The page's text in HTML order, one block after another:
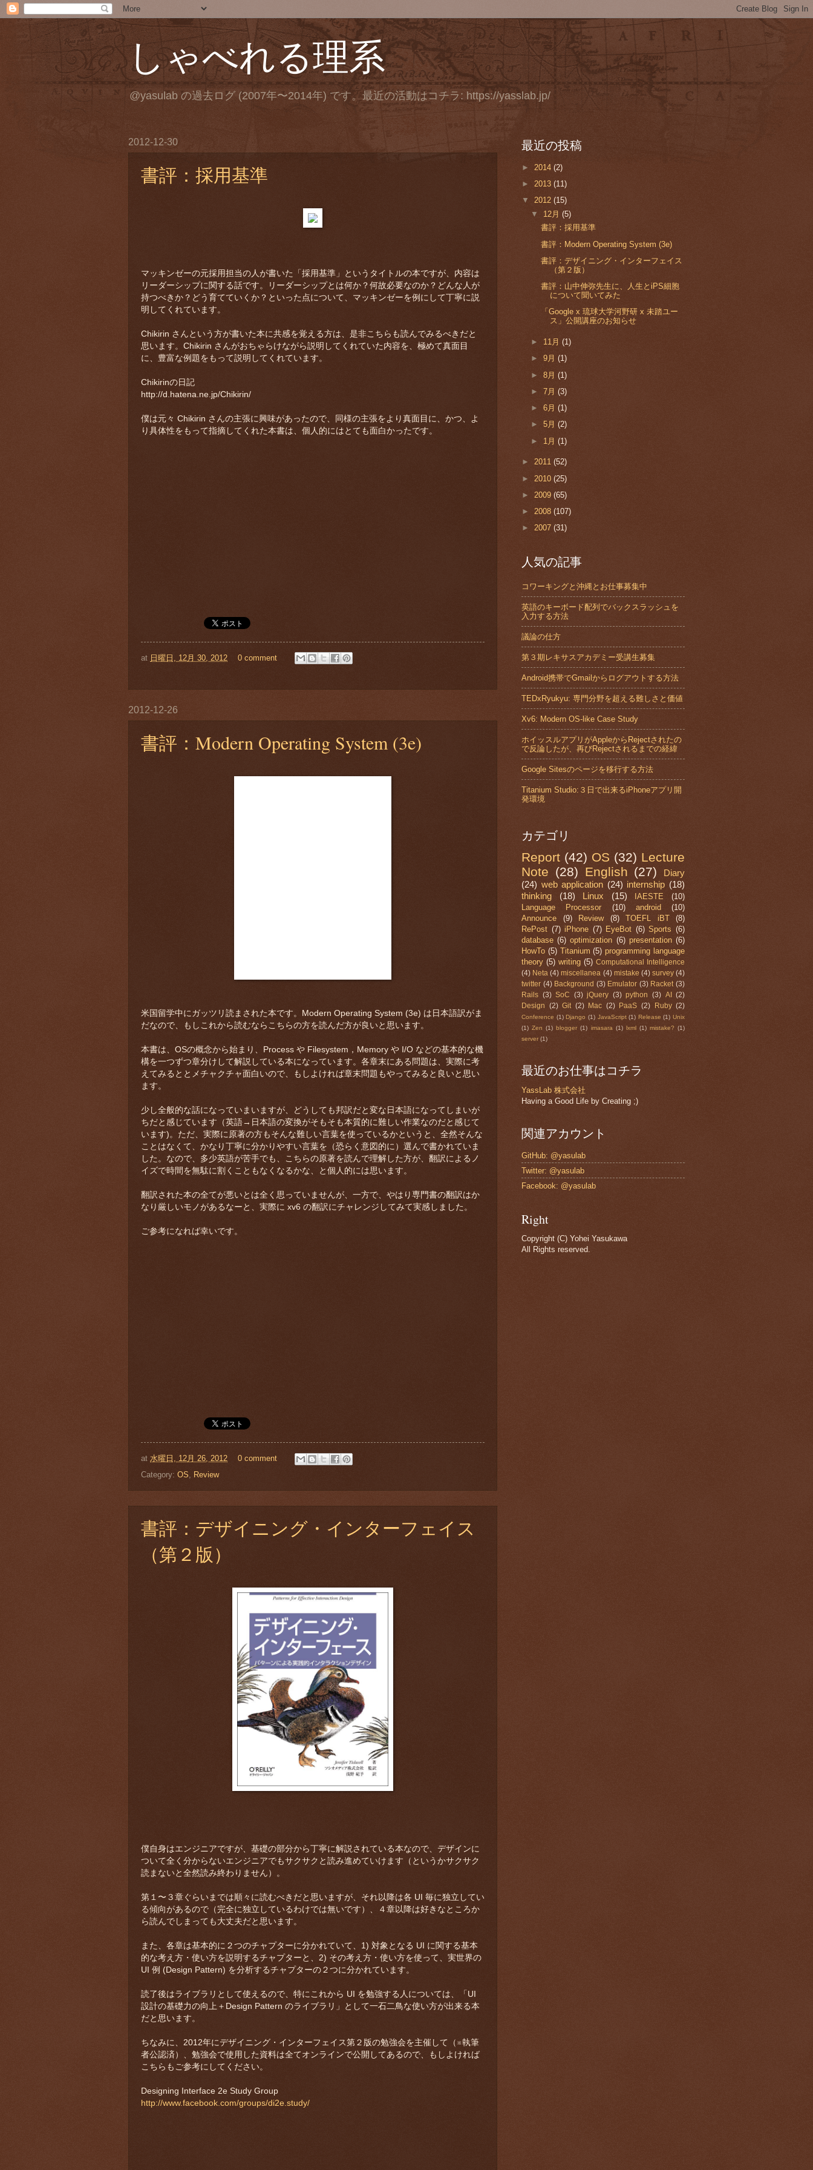
しゃべれる理系
@yasulab の過去ログ (2007年〜2014年) です。最近の活動はコチラ: https://yasslab.jp/
2012-12-30
書評：採用基準
マッキンゼーの元採用担当の人が書いた「採用基準」というタイトルの本ですが、内容は
リーダーシップに関する話です。リーダーシップとは何か？何故必要なのか？どんな人が
持つべきか？どう育てていくか？といった点について、マッキンゼーを例にして丁寧に説
明してくれています。
Chikirin さんという方が書いた本に共感を覚える方は、是非こちらも読んでみるべきだと
思います。Chikirin さんがおちゃらけながら説明してくれていた内容を、極めて真面目
に、豊富な例題をもって説明してくれています。
Chikirinの日記
http://d.hatena.ne.jp/Chikirin/
僕は元々 Chikirin さんの主張に興味があったので、同様の主張をより真面目に、かつ、よ
り具体性をもって指摘してくれた本書は、個人的にはとても面白かったです。
at 日曜日, 12月 30, 2012 0 comment
2012-12-26
書評：Modern Operating System (3e)
米国留学中にガッツリ読まされた本です。Modern Operating System (3e) は日本語訳がま
だなので、もしこれから読むならこちらの方を読んだ方が良いと思います。
本書は、OSの概念から始まり、Process や Filesystem，Memory や I/O などの基本的な機
構を一つずつ章分けして解説している本になっています。各章末にある問題は、実際に考
えてみるととメチャクチャ面白いので、もしよければ章末問題もやってみると良いと思い
ます。
少し全般的な話になっていまいますが、どうしても邦訳だと変な日本語になってしまいが
ちだと感じています（英語→日本語の変換がそもそも本質的に難しい作業なのだと感じて
います)。ただ、実際に原著の方もそんな難しい言葉を使っているかというと、全然そんな
ことはなくて、かなり丁寧に分かりやすい言葉を（恐らく意図的に）選んで書かれていま
した。なので、多少英語が苦手でも、こちらの原著を読んで理解した方が、翻訳によるノ
イズで時間を無駄に割くこともなくなるかな、と個人的には思います。
翻訳された本の全てが悪いとは全く思っていませんが、一方で、やはり専門書の翻訳はか
なり厳しいモノがあるなーと、実際に xv6 の翻訳にチャレンジしてみて実感しました。
ご参考になれば幸いです。
at 水曜日, 12月 26, 2012
0 comment
Category: OS Review
書評：デザイニング・インターフェイス
（第２版）
僕自身はエンジニアですが、基礎の部分から丁寧に解説されている本なので、デザインに
ついて全く分からないエンジニアでもサクサクと読み進めていけます（というかサクサク
読まないと全然読み終わりません）。
第１〜３章ぐらいまでは順々に読むべきだと思いますが、それ以降は各 UI 毎に独立してい
る傾向があるので（完全に独立しているわけでは無いです）、４章以降は好きなところか
ら読んでしまっても大丈夫だと思います。
また、各章は基本的に２つのチャプターに分かれていて、1) 対象となる UI に関する基本
的な考え方・使い方を説明するチャプターと、2) その考え方・使い方を使って、実世界の
UI 例 (Design Pattern) を分析するチャプターの２つに分かれています。
読了後はライブラリとして使えるので、特にこれから UI を勉強する人については、「UI
設計の基礎力の向上＋Design Pattern のライブラリ」として一石二鳥な使い方が出来る本
だと思います。
ちなみに、2012年にデザイニング・インターフェイス第２版の勉強会を主催して（※執筆
者公認済）、勉強会で使用した資料は全てオンラインで公開してあるので、もしよければ
こちらもご参考にしてください。
Designing Interface 2e Study Group
http://www.facebook.com/groups/di2e.study/
最近の投稿
► 2014 (2)
► 2013 (11)
▼ 2012 (15)
▼ 12月(5)
書評：採用基準
書評：Modern Operating System (3e)
書評：デザイニング・インターフェイス
（第２版）
書評：山中伸弥先生に、人生とiPS細胞
について聞いてみた
「Google x 琉球大学河野研 x 未踏ユー
ス」公開講座のお知らせ
► 11月(1)
►9月(1)
►8月(1)
►7月(3)
►6月(1)
►5月(2)
► 1月(1)
► 2011 (52)
► 2010 (25)
► 2009 (65)
► 2008 (107)
► 2007 (31)
人気の記事
コワーキングと沖縄とお仕事募集中
英語のキーボード配列でバックスラッシュを
入力する方法
議論の仕方
第３期レキサスアカデミー受講生募集
Android携帯でGmailからログアウトする方法
TEDxRyukyu: 専門分野を超える難しさと価値
Xv6: Modern OS-like Case Study
ホイッスルアプリがAppleからRejectされたの
で反論したが、再びRejectされるまでの経緯
Google Sitesのページを移行する方法
Titanium Studio:３日で出来るiPhoneアプリ開
発環境
カテゴリ
Report (42) OS (32) Lecture
Note (28) English (27)
Diary
(24) web application (24) internship (18)
thinking
(18) Linux (15) IAESTE
(10)
Language Processor
(10) android
(10)
Announce
(9) Review (8) TOEFL iBT
(8)
RePost (7) iPhone (7) EyeBot (6) Sports (6)
database (6) optimization (6) presentation (6)
HowTo (5) Titanium (5) programming language
theory (5) writing (5) Computational Intelligence
(4) Neta (4) miscellanea (4) mistake (4) survey (4)
twitter (4) Background (3) Emulator (3) Racket (3)
Rails (3) SoC (3) jQuery (3) python (3) AI
(2)
Design
(2) Git (2) Mac (2) PaaS (2) Ruby (2)
Conference (1) Django (1) JavaScript (1) Release (1) Unix
(1) Zen (1) blogger (1) imasara (1) lxml (1) mistake? (1)
server (1)
最近のお仕事はコチラ
YassLab 株式会社
Having a Good Life by Creating ;)
関連アカウント
GitHub: @yasulab
Twitter: @yasulab
Facebook: @yasulab
Right
Copyright (C) Yohei Yasukawa
All Rights reserved.